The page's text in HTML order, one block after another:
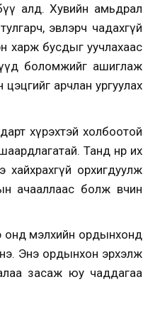
алд. Хувийн амьдрал
эвлэрч чадахгүй
харж бусдыг уучлахаас
боломжийг ашиглаж
арчлан ургуулах
хүрэхтэй холбоотой
Танд нөр их
орхигдуулж
ачааллаас болж өвчин
онд мэлхийн ордынхонд
Энэ ордынхон эрхэлж
засаж юу чаддагаа